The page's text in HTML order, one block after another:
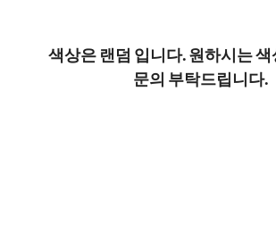
색상은 랜덤 입니다. 원하시는
문의 부탁드립니다.